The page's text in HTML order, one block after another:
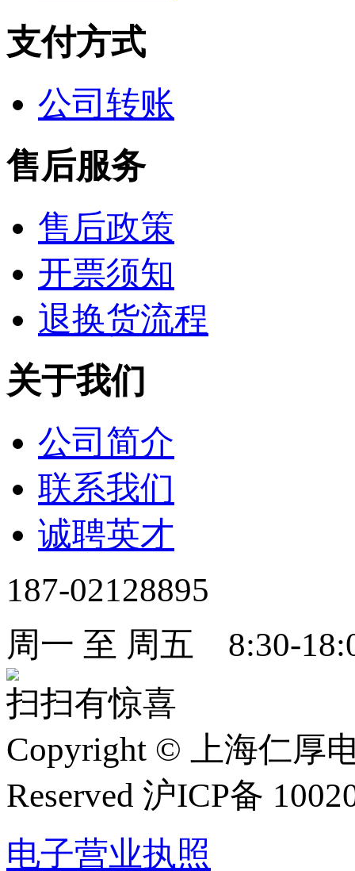
支付方式
公司转账
售后服务
售后政策
开票须知
退换货流程
关于我们
公司简介
联系我们
诚聘英才
187-02128895
周一 至 周五 8:30-
扫扫有惊喜
Copyright © 上海仁厚
Reserved 沪ICP备
电子营业执照